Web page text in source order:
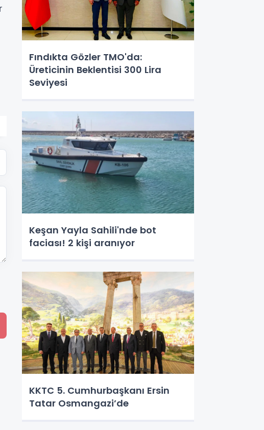
Fındıkta Gözler TMO'da:
Üreticinin Beklentisi 300 Lira
Seviyesi
Keşan Yayla Sahili'nde bot
faciası! 2 kişi aranıyor
KKTC 5. Cumhurbaşkanı Ersin
Tatar Osmangazi’de